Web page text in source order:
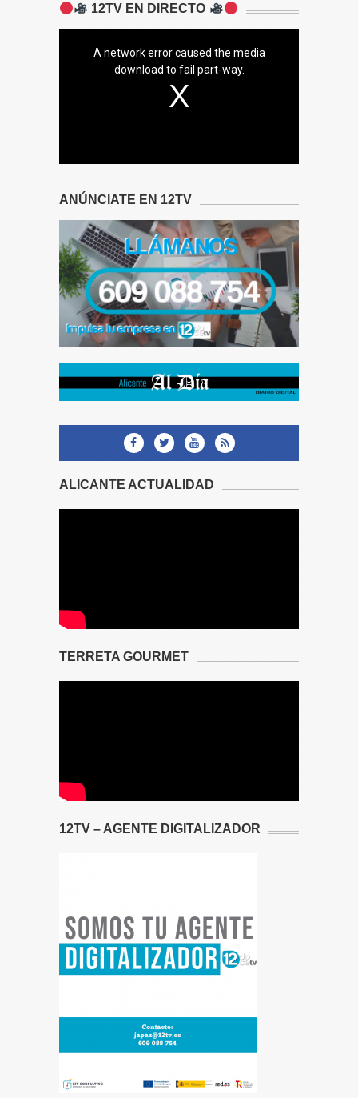
12TV EN DIRECTO
A network error caused the media
download to fail part-way.
ANÚNCIATE EN 12TV
ALICANTE ACTUALIDAD
TERRETA GOURMET
12TV – AGENTE DIGITALIZADOR